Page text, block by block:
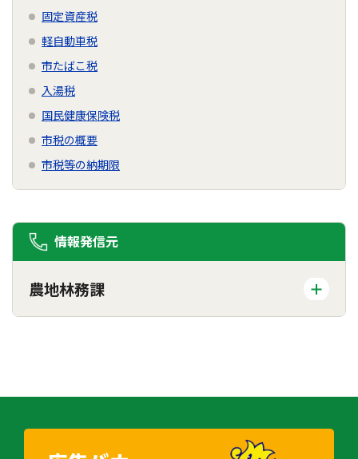
固定資産税
軽自動車税
市たばこ税
入湯税
国民健康保険税
市税の概要
市税等の納期限
情報発信元
農地林務課